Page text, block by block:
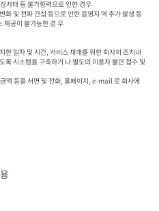
제공이 불가능한 경 우
일자 및 시간, 서비스 재개를 위한 회사의 조치내
록 시스템을 구축하거 나 별도의 이용자 불만 접수 및
액 등을 서면 및 전화, 홈페이지, e-mail 로 회사에